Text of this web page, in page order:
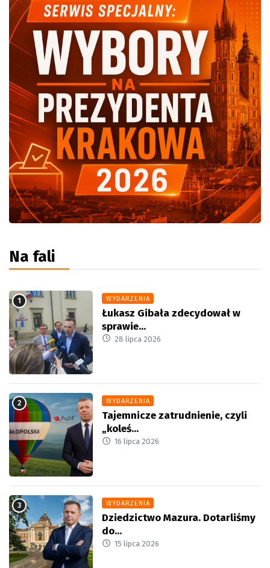
Na fali
WYDARZENIA
Łukasz Gibała zdecydował w
sprawie...
28 lipca 2026
WYDARZENIA
Tajemnicze zatrudnienie, czyli
„koleś...
16 lipca 2026
WYDARZENIA
Dziedzictwo Mazura. Dotarliśmy
do...
15 lipca 2026